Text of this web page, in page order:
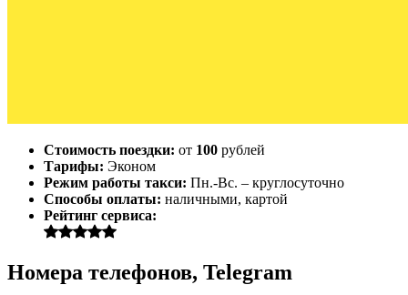
Стоимость поездки: от 100 рублей
Тарифы: Эконом
Режим работы такси: Пн.-Вс. – круглосуточно
Способы оплаты: наличными, картой
Рейтинг сервиса:
Номера телефонов, Telegram